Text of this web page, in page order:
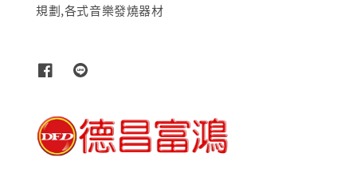
規劃,各式音樂發燒器材